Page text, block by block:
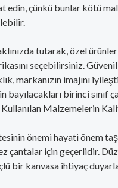
edin, çünkü bunlar kötü
tutarak, özel
seçebilirsiniz.
markanızın imajını
birinci sınıf
Malzemelerin
önemi hayati önem
çantalar için geçerlidir.
bir kanvasa ihtiyaç